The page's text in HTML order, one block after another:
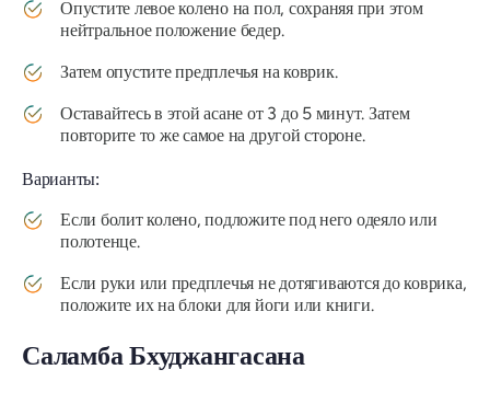
Опустите левое колено на пол, сохраняя при этом
нейтральное положение бедер.
Затем опустите предплечья на коврик.
Оставайтесь в этойасане от 3 до 5 минут. Затем
повторите то же самое на другой стороне.
Варианты:
Если болит колено, подложите под него одеяло или
полотенце.
Если руки или предплечья не дотягиваются до коврика,
положите их на блоки для йоги или книги.
Саламба Бхуджангасана